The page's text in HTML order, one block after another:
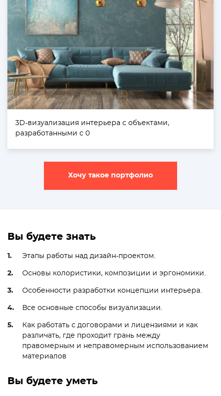
3D-визуализация интерьера с объектами,
разработанными с 0
Хочу такое портфолио
Вы будете знать
Этапы работы над дизайн-проектом.
Основы колористики, композиции и эргономики.
Особенности разработки концепции интерьера.
Все основные способы визуализации.
Как работать с договорами и лицензиями и как
различать, где проходит грань между
правомерным и неправомерным использованием
материалов
Вы будете уметь